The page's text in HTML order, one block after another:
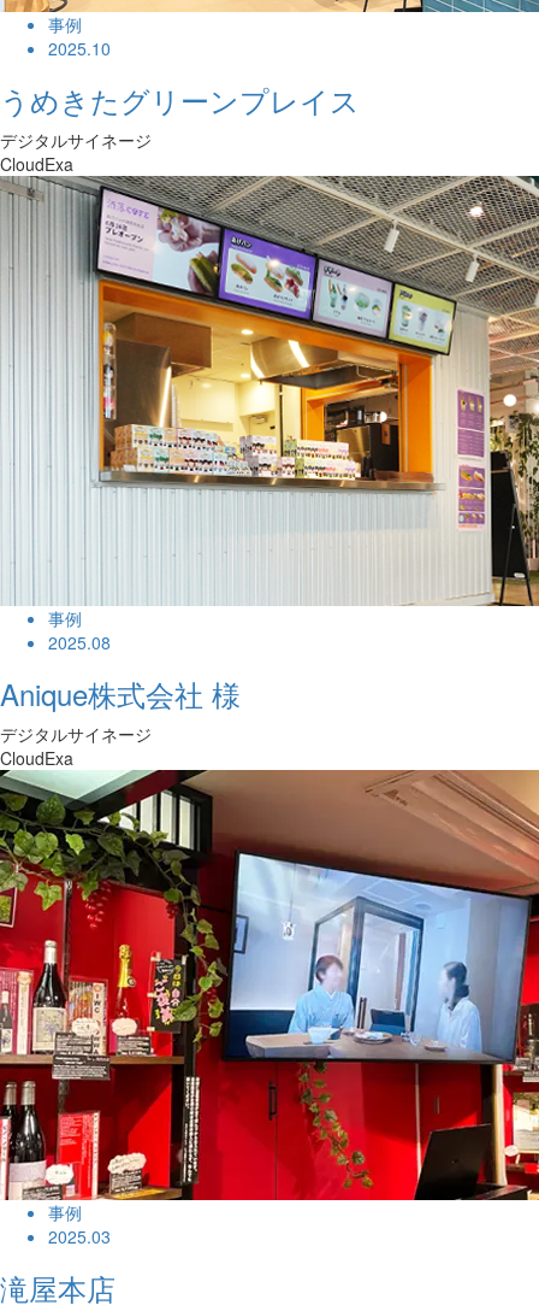
事例
2025.10
うめきたグリーンプレイス
デジタルサイネージ
CloudExa
事例
2025.08
Anique株式会社 様
デジタルサイネージ
CloudExa
事例
2025.03
滝屋本店